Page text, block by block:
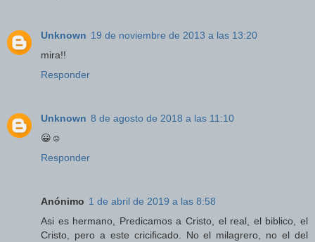
Unknown 19 de noviembre de 2013 a las 13:20
mira!!
Responder
Unknown 8 de agosto de 2018 a las 11:10
😀☺
Responder
Anónimo 1 de abril de 2019 a las 8:58
Asi es hermano, Predicamos a Cristo, el real, el biblico, el
Cristo, pero a este cricificado. No el milagrero, no el del